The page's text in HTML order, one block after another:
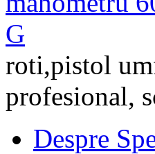
roti,pistol
profesional,
Despre